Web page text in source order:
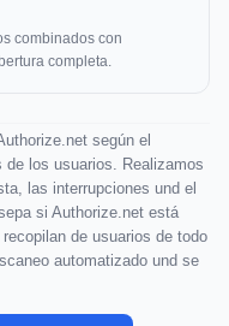
combinados con
completa.
según el
de los usuarios. Realizamos
las interrupciones und el
si Authorize.net está
de usuarios de todo
automatizado und se